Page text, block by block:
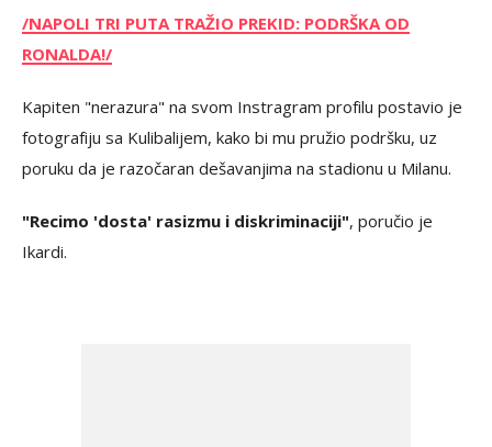
/NAPOLI TRI PUTA TRAŽIO PREKID: PODRŠKA OD
RONALDA!/
Kapiten "nerazura" na svom Instragram profilu postavio je
fotografiju sa Kulibalijem, kako bi mu pružio podršku, uz
poruku da je razočaran dešavanjima na stadionu u Milanu.
"Recimo 'dosta' rasizmu i diskriminaciji", poručio je
Ikardi.